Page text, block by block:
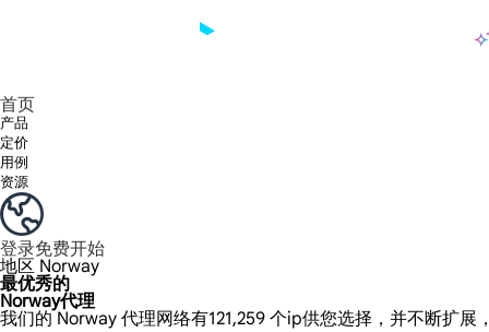
首页
产品
定价
用例
资源
登录免费开始
地区 Norway
最优秀的
Norway代理
我们的 Norway 代理网络有121,259 个ip供您选择，并不断扩